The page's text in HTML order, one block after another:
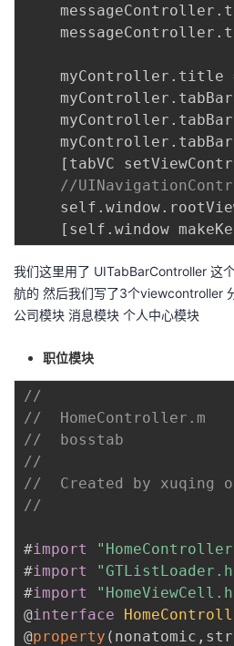
    messageController
.
    messageController
.
    myController
. title
    myController
.
    myController
.
    myController
.
[ tabVC
//
    self
. window.
[ self . window
我们这里用了 UITabBarController 这
航的 然后我们写了3个viewcontroller
公司模块 消息模块 个人中心模块
职位模块
//
//  HomeController.m
//  bosstab
//
//  Created by xuqing
//
#import
#import
#import
@interface
@property ( nonatomic ,